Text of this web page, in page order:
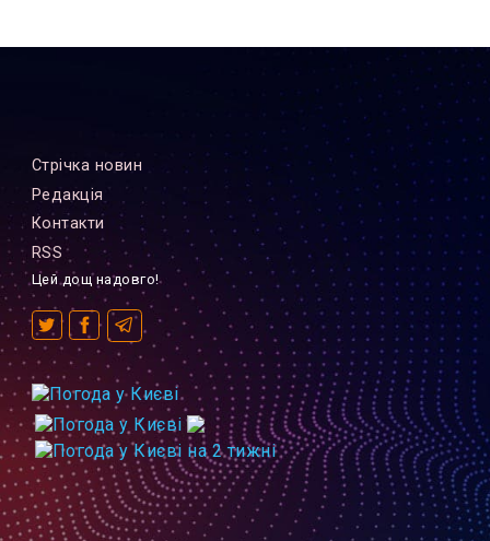
Стрiчка новин
Редакцiя
Контакти
RSS
Цей дощ надовго!